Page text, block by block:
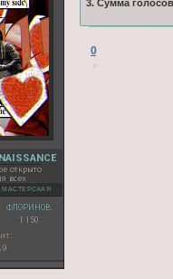
открыто
всех
МАСТЕРСКАЯ
ФЛОРИНОВ:
1 150
3. Сумма
0